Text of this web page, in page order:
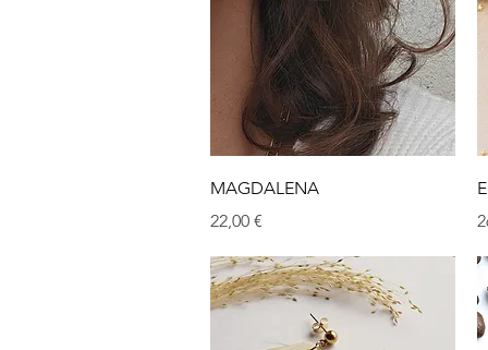
Aperçu rapide
MAGDALENA
Prix
22,00 €